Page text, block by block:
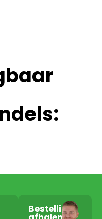
Bestelling